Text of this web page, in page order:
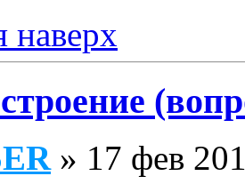
наверх
» 17 фев